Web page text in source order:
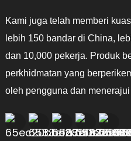
Kami juga telah memberi
lebih 150 bandar di China,
dan 10,000 pekerja. Produk
perkhidmatan yang
oleh pengguna dan